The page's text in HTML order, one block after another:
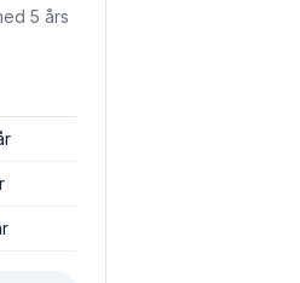
5 års